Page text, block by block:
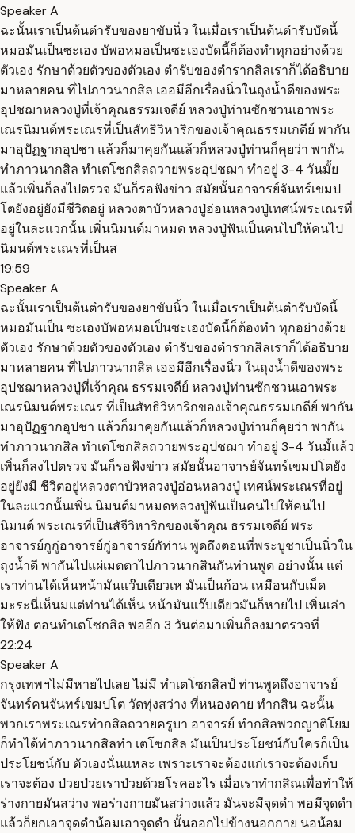
Speaker A
ฉะนั้นเราเป็นต้นตำรับของยาขับนิ่ว ในเมื่อเราเป็นต้นตำรับบัดนี้
หมอมันเป็นซะเอง บัพอหมอเป็นซะเองบัดนี้ก็ต้องทำทุกอย่างด้วย
ตัวเอง รักษาด้วยตัวของตัวเอง ตำรับของตำรากสิลเราก็ได้อธิบาย
มาหลายคน ที่ไปภาวนากสิล เออมีอีกเรื่องนิ่วในถุงน้ำดีของพระ
อุปชฌาหลวงปู่ที่เจ้าคุณธรรมเจดีย์ หลวงปู่ท่านซักชวนเอาพระ
เณรนิมนต์พระเณรที่เป็นสัทธิวิหาริกของเจ้าคุณธรรมเกดีย์ พากัน
มาอุปัฏฐากอุปชา แล้วก็มาคุยกันแล้วก็หลวงปู่ท่านก็คุยว่า พากัน
ทำภาวนากสิล ทำเตโซกสิลถวายพระอุปชฌา ทำอยู่ 3-4 วันมั้ย
แล้วเพิ่นก็ลงไปตรวจ มันก็รอฟังข่าว สมัยนั้นอาจารย์จันทร์เขมป
โตยังอยู่ยังมีชีวิตอยู่ หลวงตาบัวหลวงปู่อ่อนหลวงปู่เทศน์พระเณรที่
อยู่ในละแวกนั้น เพิ่นนิมนต์มาหมด หลวงปู่ฟันเป็นคนไปให้คนไป
นิมนต์พระเณรที่เป็นส
19:59
Speaker A
ฉะนั้นเราเป็นต้นตำรับของยาขับนิ้ว ในเมื่อเราเป็นต้นตำรับบัดนี้
หมอมันเป็น ซะเองบัพอหมอเป็นซะเองบัดนี้ก็ต้องทำ ทุกอย่างด้วย
ตัวเอง รักษาด้วยตัวของตัวเอง ตำรับของตำรากสิลเราก็ได้อธิบาย
มาหลายคน ที่ไปภาวนากสิล เออมีอีกเรื่องนิ่ว ในถุงน้ำดีของพระ
อุปชฌาหลวงปู่ที่เจ้าคุณ ธรรมเจดีย์ หลวงปู่ท่านซักชวนเอาพระ
เณรนิมนต์พระเณร ที่เป็นสัทธิวิหาริกของเจ้าคุณธรรมเกดีย์ พากัน
มาอุปัฏฐากอุปชา แล้วก็มาคุยกันแล้วก็หลวงปู่ท่านก็คุยว่า พากัน
ทำภาวนากสิล ทำเตโซกสิลถวายพระอุปชฌา ทำอยู่ 3-4 วันมั้แล้ว
เพิ่นก็ลงไปตรวจ มันก็รอฟังข่าว สมัยนั้นอาจารย์จันทร์เขมปโตยัง
อยู่ยังมี ชีวิตอยู่หลวงตาบัวหลวงปู่อ่อนหลวงปู่ เทศน์พระเณรที่อยู่
ในละแวกนั้นเพิ่น นิมนต์มาหมดหลวงปู่ฟันเป็นคนไปให้คนไป
นิมนต์ พระเณรที่เป็นสัจีวิหาริกของเจ้าคุณ ธรรมเจดีย์ พระ
อาจารย์กูกู่อาจารย์กู่อาจารย์กัท่าน พูดถึงตอนที่พระบูชาเป็นนิ่วใน
ถุงน้ำดี พากันไปแผ่เมตตาไปภาวนากสินกันท่านพูด อย่างนั้น แต่
เราท่านได้เห็นหน้ามันแว๊บเดียวเห มันเป็นก้อน เหมือนกับเม็ด
มะระนี่เห็นมแต่ท่านได้เห็น หน้ามันแว๊บเดียวมันก็หายไป เพิ่นเล่า
ให้ฟัง ตอนทำเตโซกสิล พออีก 3 วันต่อมาเพิ่นก็ลงมาตรวจที่
22:24
Speaker A
กรุงเทพฯไม่มีหายไปเลย ไม่มี ทำเตโซกสิลป์ ท่านพูดถึงอาจารย์
จันทร์คนจันทร์เขมปโต วัดทุ่งสว่าง ที่หนองคาย ทำกสิน ฉะนั้น
พวกเราพระเณรทำกสิลถวายครูบา อาจารย์ ทำกสิลพวกญาติโยม
ก็ทำได้ทำภาวนากสิลทำ เตโซกสิล มันเป็นประโยชน์กับใครก็เป็น
ประโยชน์กับ ตัวเองนั่นแหละ เพราะเราจะต้องแก่เราจะต้องเก็บ
เราจะต้อง ป่วยป่วยเราป่วยด้วยโรคอะไร เมื่อเราทำกสิณเพื่อทำให้
ร่างกายมันสว่าง พอร่างกายมันสว่างแล้ว มันจะมีจุดดำ พอมีจุดดำ
แล้วก็ยกเอาจุดดำน้อมเอาจุดดำ นั้นออกไปข้างนอกกาย นอน้อม